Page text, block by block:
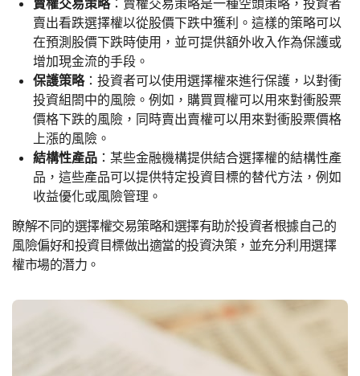
賣權交易策略：賣權交易策略是一種空頭策略，投資者
賣出看跌選擇權以從股價下跌中獲利。這樣的策略可以
在預測股價下跌時使用，並可提供額外收入作為保護或
增加現金流的手段。
保護策略：投資者可以使用選擇權來進行保護，以對衝
投資組閤中的風險。例如，購買買權可以用來對衝股票
價格下跌的風險，同時賣出賣權可以用來對衝股票價格
上漲的風險。
結構性產品：某些金融機構提供結合選擇權的結構性產
品，這些產品可以提供特定投資目標的替代方法，例如
收益優化或風險管理。
瞭解不同的選擇權交易策略和選擇有助於投資者根據自己的
風險偏好和投資目標做出適當的投資決策，並充分利用選擇
權市場的潛力。